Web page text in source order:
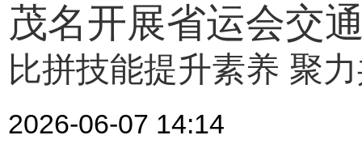
茂名开展省运会交
比拼技能提升素养 聚
2026-06-07 14:14